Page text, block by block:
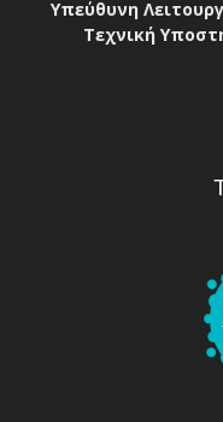
Υπεύθυνη
Τεχνική